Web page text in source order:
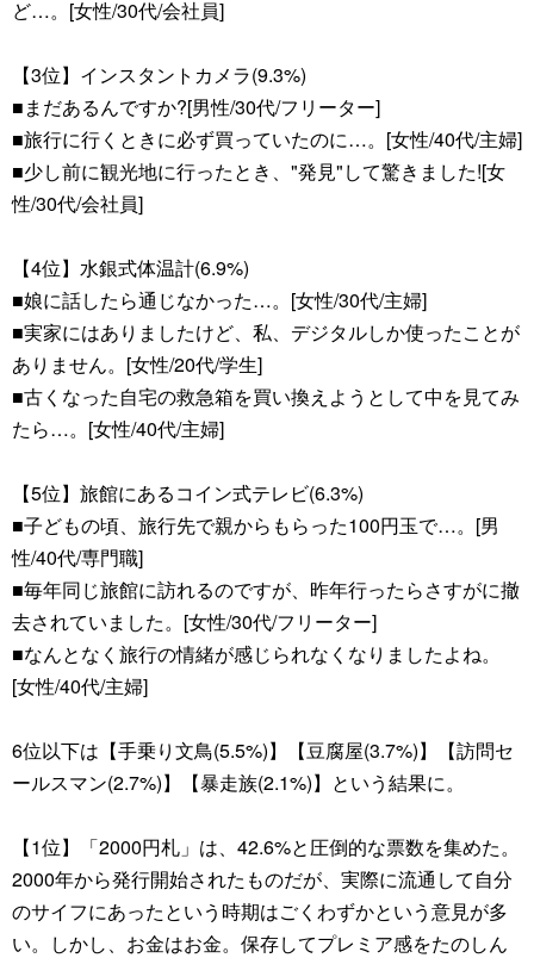
ど…。[女性/30代/会社員]
【3位】インスタントカメラ(9.3%)
■まだあるんですか?[男性/30代/フリーター]
■旅行に行くときに必ず買っていたのに…。[女性/40代/主婦]
■少し前に観光地に行ったとき、"発見"して驚きました![女
性/30代/会社員]
【4位】水銀式体温計(6.9%)
■娘に話したら通じなかった…。[女性/30代/主婦]
■実家にはありましたけど、私、デジタルしか使ったことが
ありません。[女性/20代/学生]
■古くなった自宅の救急箱を買い換えようとして中を見てみ
たら…。[女性/40代/主婦]
【5位】旅館にあるコイン式テレビ(6.3%)
■子どもの頃、旅行先で親からもらった100円玉で…。[男
性/40代/専門職]
■毎年同じ旅館に訪れるのですが、昨年行ったらさすがに撤
去されていました。[女性/30代/フリーター]
■なんとなく旅行の情緒が感じられなくなりましたよね。
[女性/40代/主婦]
6位以下は【手乗り文鳥(5.5%)】【豆腐屋(3.7%)】【訪問セ
ールスマン(2.7%)】【暴走族(2.1%)】という結果に。
【1位】「2000円札」は、42.6%と圧倒的な票数を集めた。
2000年から発行開始されたものだが、実際に流通して自分
のサイフにあったという時期はごくわずかという意見が多
い。しかし、お金はお金。保存してプレミア感をたのしん